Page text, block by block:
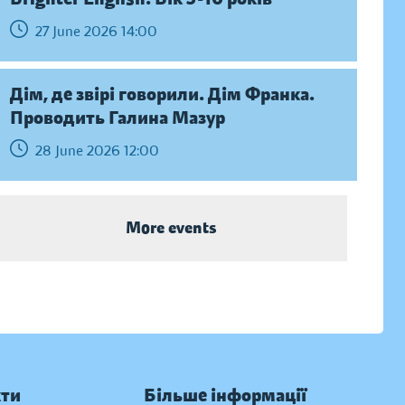
27 June 2026 14:00
Дім, де звірі говорили. Дім Франка.
Проводить Галина Мазур
28 June 2026 12:00
More events
Більше інформації